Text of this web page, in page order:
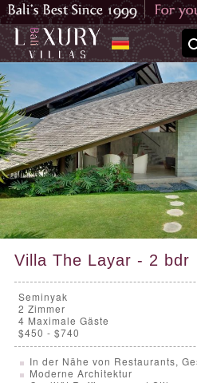
Villa The Layar - 2 bdr
Seminyak
2 Zimmer
4 Maximale Gäste
$450 - $740
In der Nähe von Restaurants,
Moderne Architektur